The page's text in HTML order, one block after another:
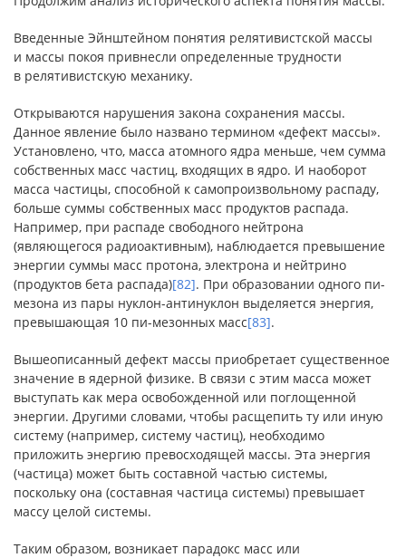
Введенные Эйнштейном понятия релятивистской массы
и массы покоя привнесли определенные трудности
в релятивистскую механику.
Открываются нарушения закона сохранения массы.
Данное явление было названо термином «дефект массы».
Установлено, что, масса атомного ядра меньше, чем сумма
собственных масс частиц, входящих в ядро. И наоборот
масса частицы, способной к самопроизвольному распаду,
больше суммы собственных масс продуктов распада.
Например, при распаде свободного нейтрона
(являющегося радиоактивным), наблюдается превышение
энергии суммы масс протона, электрона и нейтрино
(продуктов бета распада)[82]. При образовании одного пи-
мезона из пары нуклон-антинуклон выделяется энергия,
превышающая 10 пи-мезонных масс[83].
Вышеописанный дефект массы приобретает существенное
значение в ядерной физике. В связи с этим масса может
выступать как мера освобожденной или поглощенной
энергии. Другими словами, чтобы расщепить ту или иную
систему (например, систему частиц), необходимо
приложить энергию превосходящей массы. Эта энергия
(частица) может быть составной частью системы,
поскольку она (составная частица системы) превышает
массу целой системы.
Таким образом, возникает парадокс масс или